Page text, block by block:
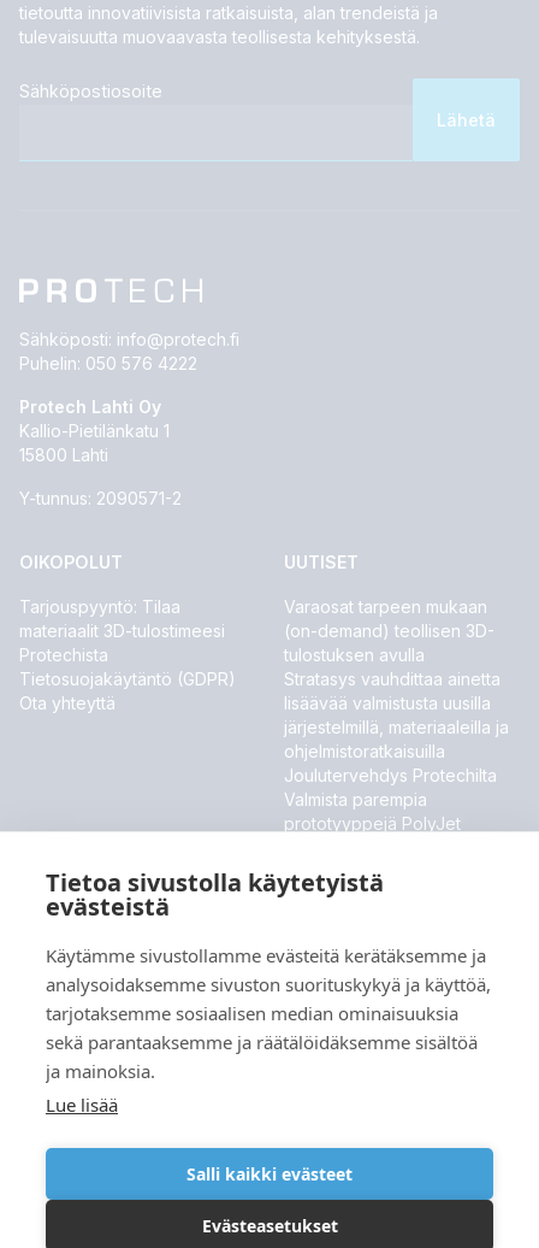
Tietoa sivustolla käytetyistä
evästeistä
Käytämme sivustollamme evästeitä kerätäksemme ja
analysoidaksemme sivuston suorituskykyä ja käyttöä,
tarjotaksemme sosiaalisen median ominaisuuksia
sekä parantaaksemme ja räätälöidäksemme sisältöä
ja mainoksia.
Lue lisää
Salli kaikki evästeet
Evästeasetukset
tietoutta innovatiivisista ratkaisuista, alan trendeistä ja
tulevaisuutta muovaavasta teollisesta kehityksestä.
Sähköpostiosoite
Sähköposti: info@protech.fi
Puhelin: 050 576 4222
Protech Lahti Oy
Kallio-Pietilänkatu 1
15800 Lahti
Y-tunnus: 2090571-2
OIKOPOLUT
Tarjouspyyntö: Tilaa
materiaalit 3D-tulostimeesi
Protechista
Tietosuojakäytäntö (GDPR)
Ota yhteyttä
UUTISET
Varaosat tarpeen mukaan
(on-demand) teollisen 3D-
tulostuksen avulla
Stratasys vauhdittaa ainetta
lisäävää valmistusta uusilla
järjestelmillä, materiaaleilla ja
ohjelmistoratkaisuilla
Joulutervehdys Protechilta
Valmista parempia
prototyyppejä PolyJet
Stratasys esittelee uudet
materiaalit ja ohjelmistouutiset
MESSUT JA TAPAHTUMAT
Meillä ei ole tällä hetkellä tulevia tapahtumia.
Copyright © 2026